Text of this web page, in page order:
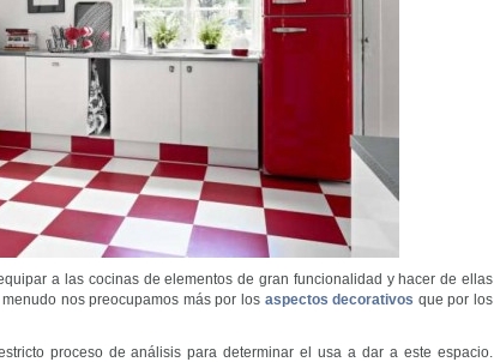
a las cocinas de elementos de gran funcionalidad y hacer de ellas
nos preocupamos más por los aspectos decorativos que por los
proceso de análisis para determinar el usa a dar a este espacio.